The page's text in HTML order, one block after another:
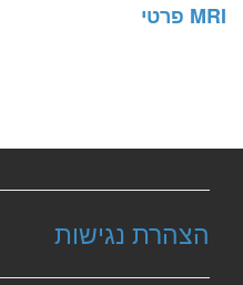
MRI פרטי
הצהרת נגישות